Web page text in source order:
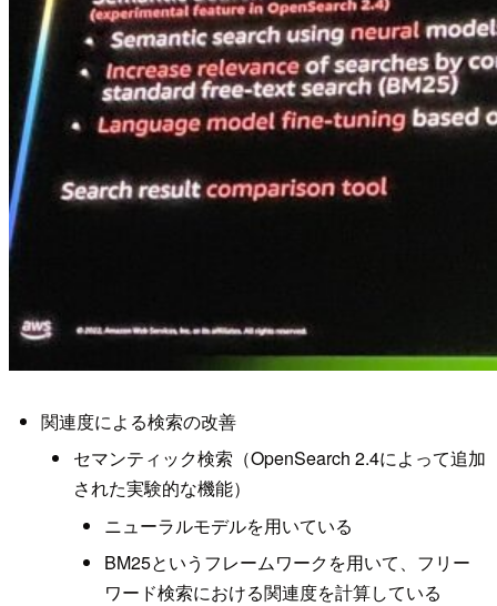
関連度による検索の改善
セマンティック検索（OpenSearch 2.4によって追加
された実験的な機能）
ニューラルモデルを用いている
BM25というフレームワークを用いて、フリー
ワード検索における関連度を計算している